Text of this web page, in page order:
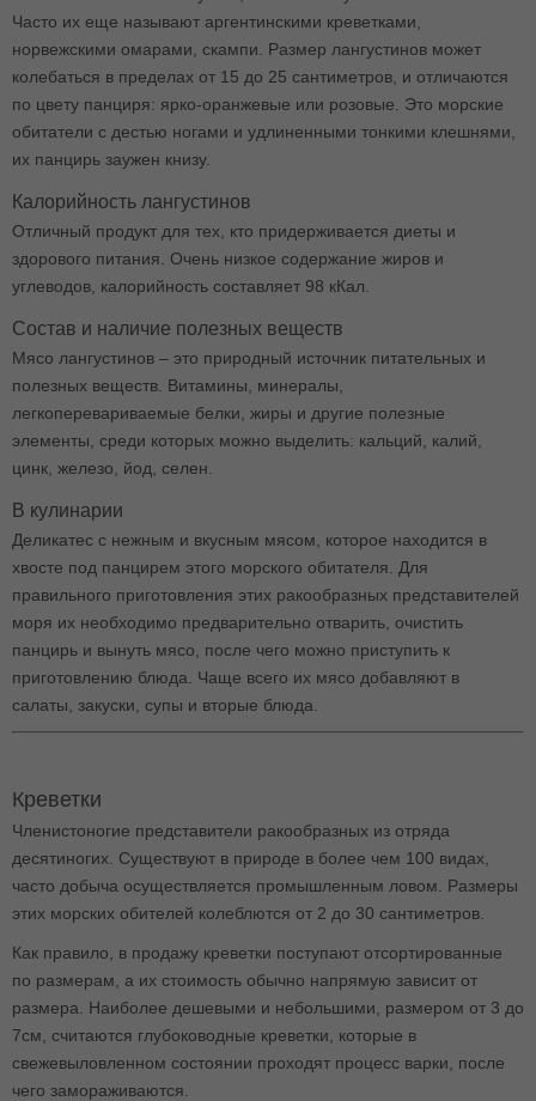
Часто их еще называют аргентинскими креветками,
норвежскими омарами, скампи. Размер лангустинов может
колебаться в пределах от 15 до 25 сантиметров, и отличаются
по цвету панциря: ярко-оранжевые или розовые. Это морские
обитатели с дестью ногами и удлиненными тонкими клешнями,
их панцирь заужен книзу.
Калорийность лангустинов
Отличный продукт для тех, кто придерживается диеты и
здорового питания. Очень низкое содержание жиров и
углеводов, калорийность составляет 98 кКал.
Состав и наличие полезных веществ
Мясо лангустинов – это природный источник питательных и
полезных веществ. Витамины, минералы,
легкоперевариваемые белки, жиры и другие полезные
элементы, среди которых можно выделить: кальций, калий,
цинк, железо, йод, селен.
В кулинарии
Деликатес с нежным и вкусным мясом, которое находится в
хвосте под панцирем этого морского обитателя. Для
правильного приготовления этих ракообразных представителей
моря их необходимо предварительно отварить, очистить
панцирь и вынуть мясо, после чего можно приступить к
приготовлению блюда. Чаще всего их мясо добавляют в
салаты, закуски, супы и вторые блюда.
Креветки
Членистоногие представители ракообразных из отряда
десятиногих. Существуют в природе в более чем 100 видах,
часто добыча осуществляется промышленным ловом. Размеры
этих морских обителей колеблются от 2 до 30 сантиметров.
Как правило, в продажу креветки поступают отсортированные
по размерам, а их стоимость обычно напрямую зависит от
размера. Наиболее дешевыми и небольшими, размером от 3 до
7см, считаются глубоководные креветки, которые в
свежевыловленном состоянии проходят процесс варки, после
чего замораживаются.